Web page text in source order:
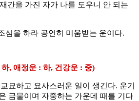
간을 가진 자가 나를 도우니 안 되는
심을 하라 공연히 미움받는 운이다.
, 애정운 : 하, 건강운 : 중)
묘하고 요사스러운 일이 생긴다. 운기
금물이며 자중하는 가운데 때를 기다